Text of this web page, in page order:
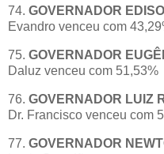
74. GOVERNADOR
Evandro venceu com
75. GOVERNADOR
Daluz venceu com 51,53%
76. GOVERNADOR LUIZ
Dr. Francisco venceu com
77. GOVERNADOR